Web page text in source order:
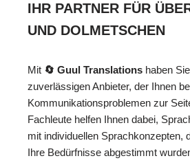
IHR PARTNER FÜR
UND DOLMETSCHEN
Mit 🔄 Guul Translations haben
zuverlässigen Anbieter, der Ihnen
Kommunikationsproblemen zur
Fachleute helfen Ihnen dabei,
mit individuellen Sprachkonzepten,
Ihre Bedürfnisse abgestimmt